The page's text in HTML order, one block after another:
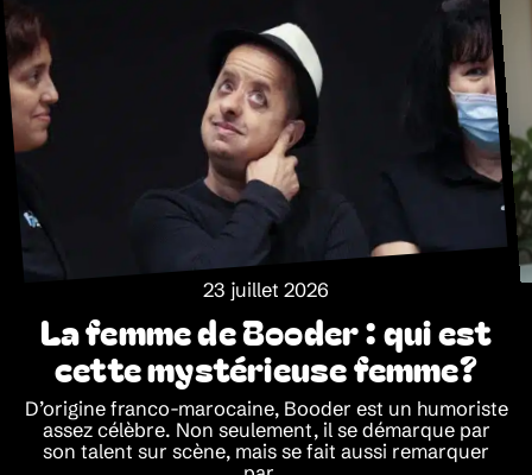
23 juillet 2026
La femme de Booder : qui est
cette mystérieuse femme?
D’origine franco-marocaine, Booder est un humoriste
assez célèbre. Non seulement, il se démarque par
son talent sur scène, mais se fait aussi remarquer